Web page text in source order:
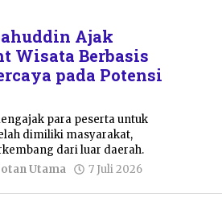
Ajak
Wisata Berbasis
pada Potensi
para peserta untuk
dimiliki masyarakat,
dari luar daerah.
Utama 7 Juli 2026
Azizah